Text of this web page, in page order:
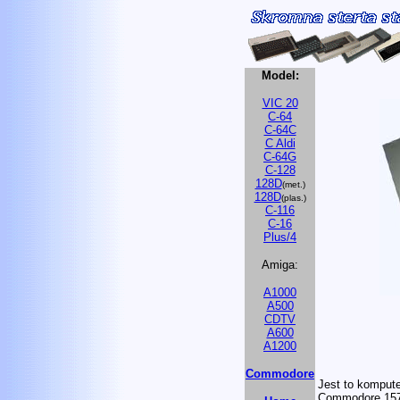
Model:
VIC 20
C-64
C-64C
C Aldi
C-64G
C-128
128D(met.)
128D(plas.)
C-116
C-16
Plus/4
Amiga:
A1000
A500
CDTV
A600
A1200
Commodore
Jest to